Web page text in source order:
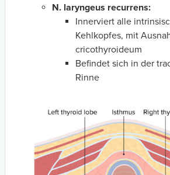
N. laryngeus recurrens:
Innerviert alle
Kehlkopfes, mit
cricothyroideum
Befindet sich in der
Rinne